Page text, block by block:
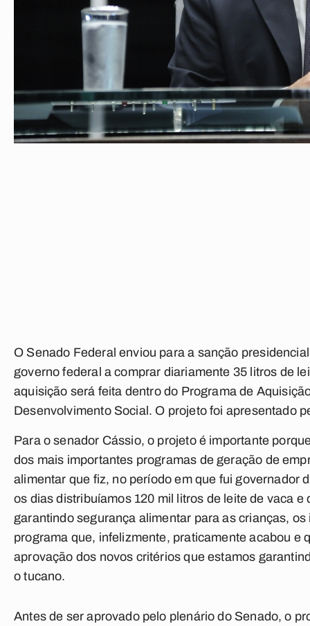
O Senado Federal enviou para a sanção
governo federal a comprar diariamente 35 litros de
aquisição será feita dentro do Programa de
Desenvolvimento Social. O projeto foi apresentado
Para o senador Cássio, o projeto é importante
dos mais importantes programas de geração de
alimentar que fiz, no período em que fui governador
os dias distribuíamos 120 mil litros de leite de vaca
garantindo segurança alimentar para as crianças,
programa que, infelizmente, praticamente acabou e
aprovação dos novos critérios que estamos
o tucano.
Antes de ser aprovado pelo plenário do Senado, o